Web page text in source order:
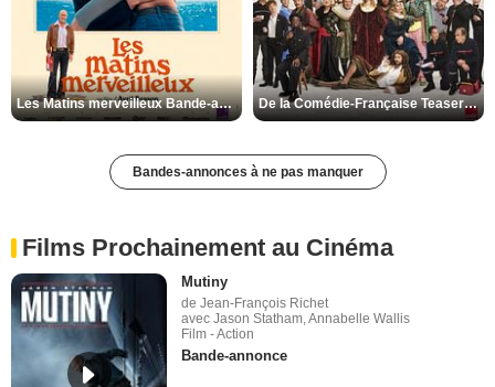
Les Matins merveilleux Bande-annonce VF De la Comédie-Française Teaser VF
Bandes-annonces à ne pas manquer
Films Prochainement au Cinéma
Mutiny
de Jean-François Richet
avec Jason Statham, Annabelle Wallis
Film - Action
Bande-annonce